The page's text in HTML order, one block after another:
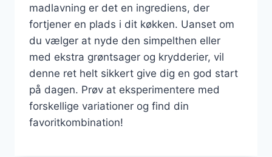
madlavning er det en ingrediens, der
fortjener en plads i dit køkken. Uanset om
du vælger at nyde den simpelthen eller
med ekstra grøntsager og krydderier, vil
denne ret helt sikkert give dig en god start
på dagen. Prøv at eksperimentere med
forskellige variationer og find din
favoritkombination!